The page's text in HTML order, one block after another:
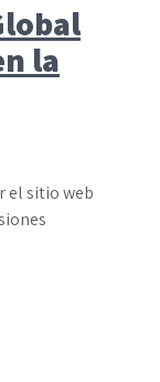
la
el sitio web